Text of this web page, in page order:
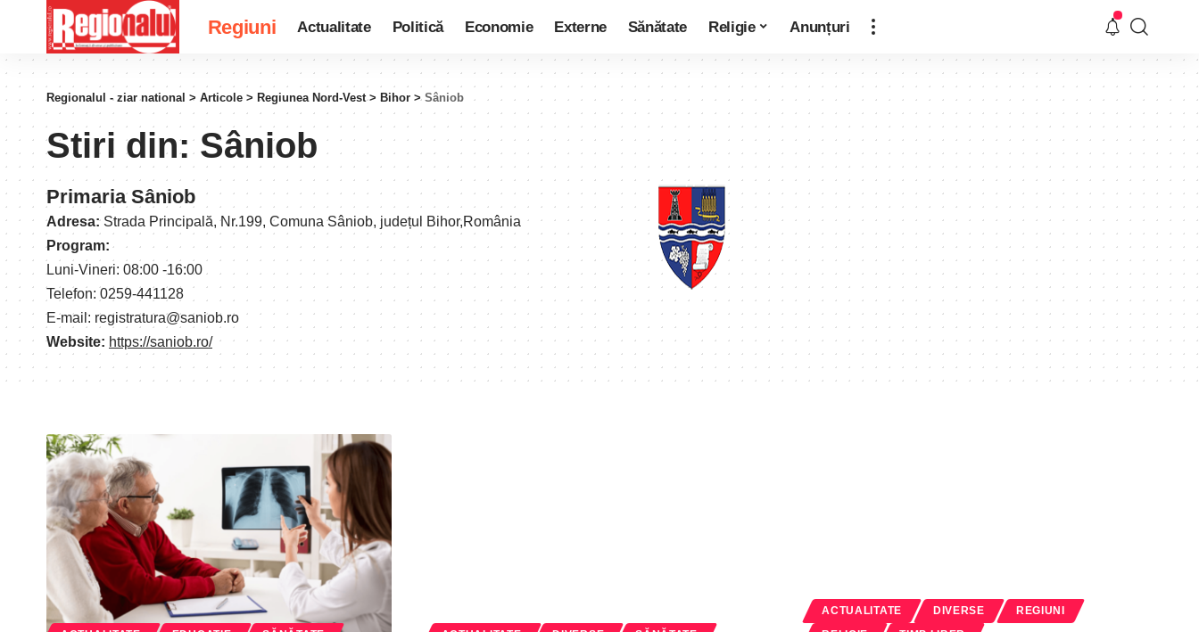
Regiuni Actualitate Politică Economie Externe Sănătate Religie Anunțuri
Regionalul - ziar national > Articole > Regiunea Nord-Vest> Bihor > Sâniob
Stiri din:Sâniob
Primaria Sâniob
Adresa:Strada Principală, Nr.199, Comuna Sâniob, județul Bihor,România
Program:
Luni-Vineri: 08:00 -16:00
Telefon: 0259-441128
E-mail: registratura@saniob.ro
Website: https://saniob.ro/
ACTUALITATE DIVERSE REGIUNI